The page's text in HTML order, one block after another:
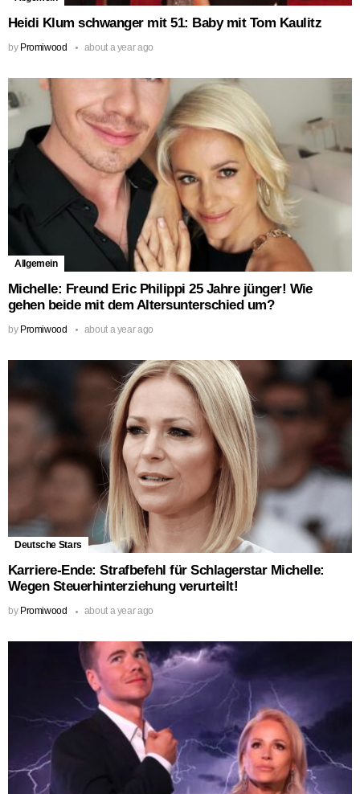
Heidi Klum schwanger mit 51: Baby mit Tom Kaulitz
by Promiwood about a year ago
Allgemein
Michelle: Freund Eric Philippi 25 Jahre jünger! Wie
gehen beide mit dem Altersunterschied um?
by Promiwood about a year ago
Deutsche Stars
Karriere-Ende: Strafbefehl für Schlagerstar Michelle:
Wegen Steuerhinterziehung verurteilt!
by Promiwood about a year ago